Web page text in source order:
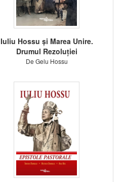
Iuliu Hossu și Marea Unire.
Drumul Rezoluției
De Gelu Hossu